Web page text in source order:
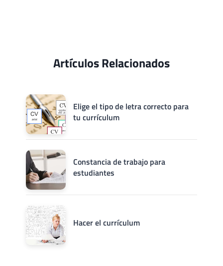
Artículos Relacionados
Elige el tipo de letra correcto para
tu currículum
Constancia de trabajo para
estudiantes
Hacer el currículum